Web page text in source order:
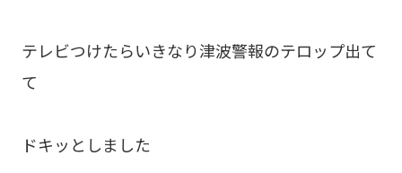
テレビつけたらいきなり津波警報のテロップ出て
て
ドキッとしました